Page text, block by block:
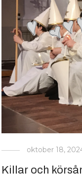
oktober 18,
Killar och